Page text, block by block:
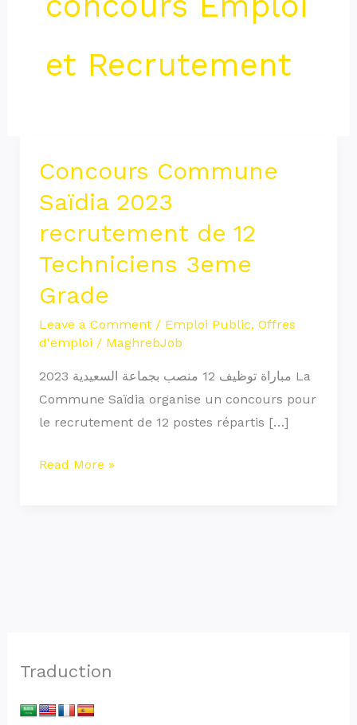
et Recrutement
Concours Commune
Saïdia 2023
recrutement de 12
Techniciens 3eme
Grade
Leave a Comment / Emploi Public, Offres
d'emploi / MaghrebJob
مباراة توظيف 12 منصب بجماعة السعيدية 2023 La
Commune Saïdia organise un concours pour
le recrutement de 12 postes répartis […]
Concours
Saïdia
2023
recrutement
12
Techniciens
3eme
Grade
Read More »
Traduction